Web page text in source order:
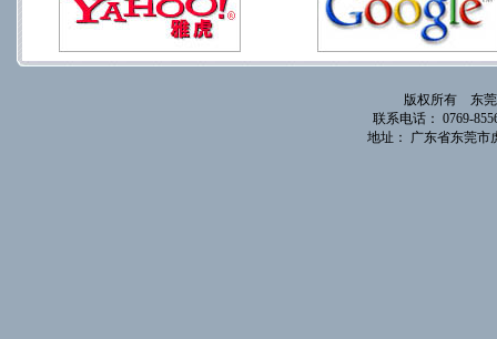
版权所有 东莞
联系电话： 0769-
地址： 广东省东莞市